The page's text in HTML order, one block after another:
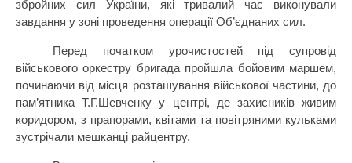
збройних сил України, які тривалий час виконували
завдання у зоні проведення операції Об’єднаних сил.
Перед початком урочистостей під супровід
військового оркестру бригада пройшла бойовим маршем,
починаючи від місця розташування військової частини, до
пам’ятника Т.Г.Шевченку у центрі, де захисників живим
коридором, з прапорами, квітами та повітряними кульками
зустрічали мешканці райцентру.